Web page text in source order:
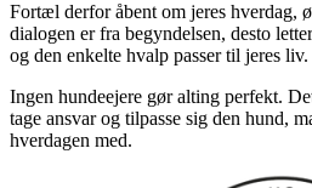
Fortæl derfor åbent om jeres hverdag,
dialogen er fra begyndelsen, desto
og den enkelte hvalp passer til jeres liv.
Ingen hundeejere gør alting perfekt.
tage ansvar og tilpasse sig den hund,
hverdagen med.